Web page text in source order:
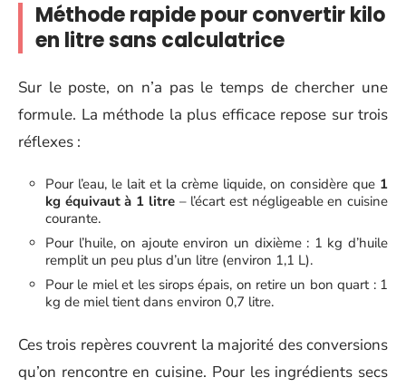
Méthode rapide pour convertir kilo
en litre sans calculatrice
Sur le poste, on n’a pas le temps de chercher une
formule. La méthode la plus efficace repose sur trois
réflexes :
Pour l’eau, le lait et la crème liquide, on considère que 1
kg équivaut à 1 litre– l’écart est négligeable en cuisine
courante.
Pour l’huile, on ajoute environ un dixième : 1 kg d’huile
remplit un peu plus d’un litre (environ 1,1 L).
Pour le miel et les sirops épais, on retire un bon quart : 1
kg de miel tient dans environ 0,7 litre.
Ces trois repères couvrent la majorité des conversions
qu’on rencontre en cuisine. Pour les ingrédients secs